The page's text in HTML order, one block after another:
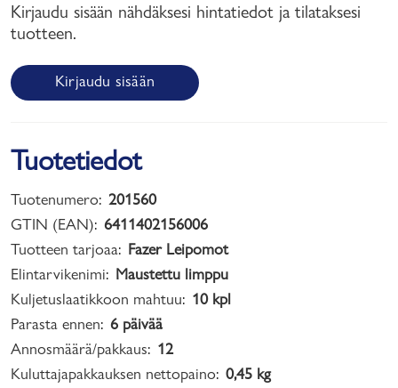
Kirjaudu sisään nähdäksesi hintatiedot ja tilataksesi
tuotteen.
Kirjaudu sisään
Tuotetiedot
Tuotenumero: 201560
GTIN (EAN): 6411402156006
Tuotteen tarjoaa: Fazer Leipomot
Elintarvikenimi: Maustettu limppu
Kuljetuslaatikkoon mahtuu: 10 kpl
Parasta ennen: 6 päivää
Annosmäärä/pakkaus: 12
Kuluttajapakkauksen nettopaino: 0,45 kg